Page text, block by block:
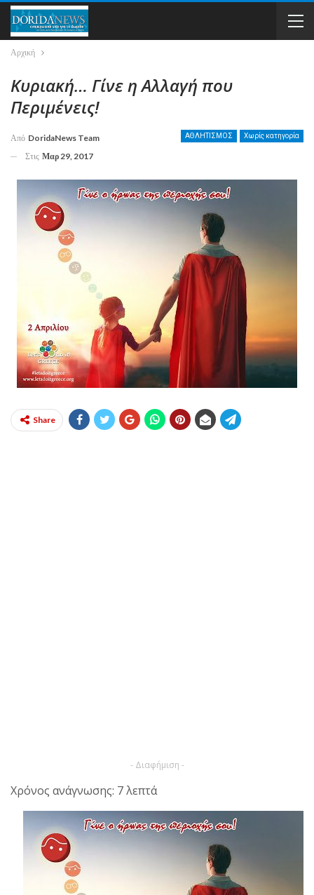
Αρχική
Κυριακή… Γίνε η Αλλαγή που
Περιμένεις!
ΑΘΛΗΤΙΣΜΟΣ Χωρίς κατηγορία
Από DoridaNews Team
Στις Μαρ 29, 2017
Share
- Διαφήμιση -
Χρόνος ανάγνωσης: 7 λεπτά